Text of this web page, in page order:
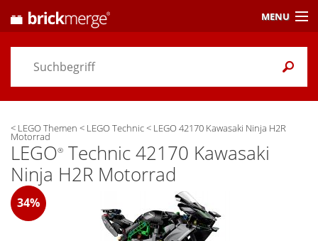
< LEGO Themen < LEGO Technic< LEGO 42170 Kawasaki Ninja H2R
Motorrad
LEGO® Technic 42170 Kawasaki
Ninja H2R Motorrad
34%
MENU
Preisvergleich
Themen/ Händler
Alarme& Wunschlisten
Einstellungen